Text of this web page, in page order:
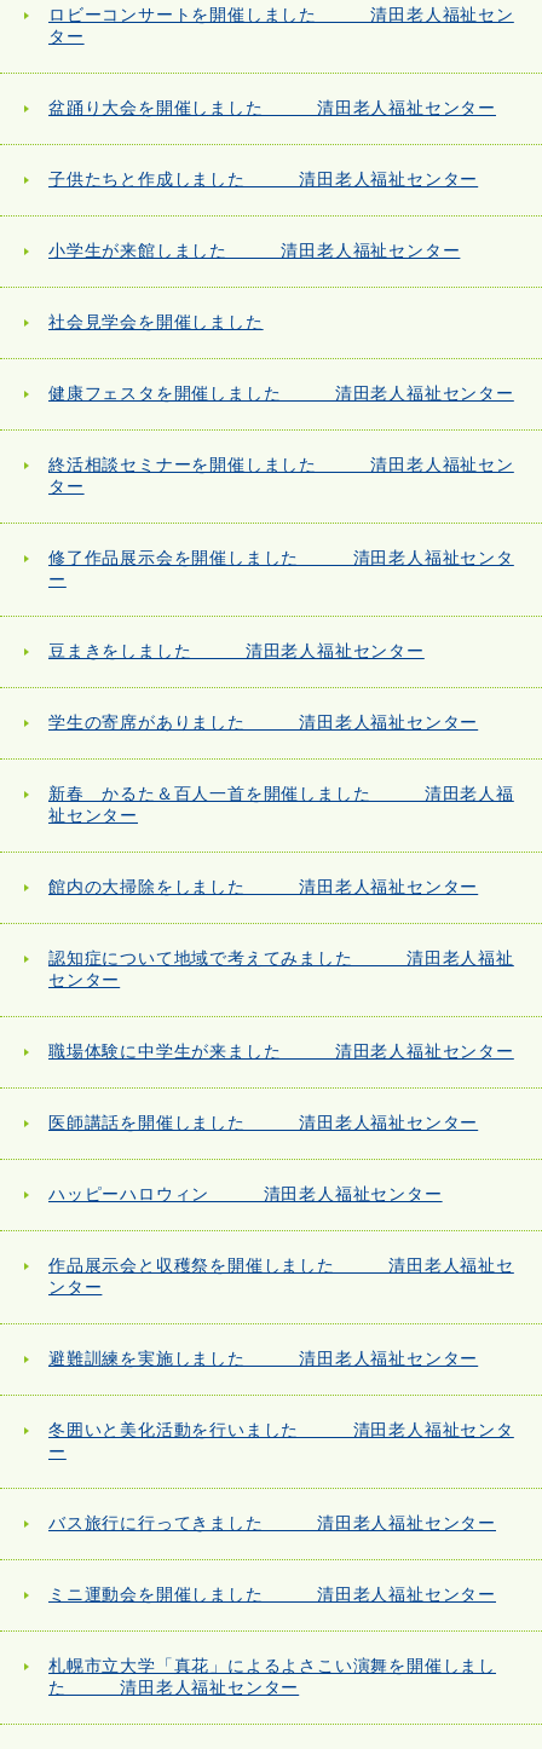
ロビーコンサートを開催しました 清田老人福祉セン
ター
盆踊り大会を開催しました 清田老人福祉センター
子供たちと作成しました 清田老人福祉センター
小学生が来館しました 清田老人福祉センター
社会見学会を開催しました
健康フェスタを開催しました 清田老人福祉センター
終活相談セミナーを開催しました 清田老人福祉セン
ター
修了作品展示会を開催しました 清田老人福祉センタ
ー
豆まきをしました 清田老人福祉センター
学生の寄席がありました 清田老人福祉センター
新春 かるた＆百人一首を開催しました 清田老人福
祉センター
館内の大掃除をしました 清田老人福祉センター
認知症について地域で考えてみました 清田老人福祉
センター
職場体験に中学生が来ました 清田老人福祉センター
医師講話を開催しました 清田老人福祉センター
ハッピーハロウィン 清田老人福祉センター
作品展示会と収穫祭を開催しました 清田老人福祉セ
ンター
避難訓練を実施しました 清田老人福祉センター
冬囲いと美化活動を行いました 清田老人福祉センタ
ー
バス旅行に行ってきました 清田老人福祉センター
ミニ運動会を開催しました 清田老人福祉センター
札幌市立大学「真花」によるよさこい演舞を開催しまし
た 清田老人福祉センター